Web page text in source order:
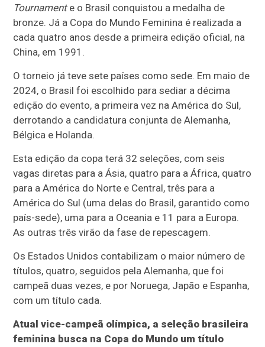
Tournamente o Brasil conquistou a medalha de
bronze. Já a Copa do Mundo Feminina é realizada a
cada quatro anos desde a primeira edição oficial, na
China, em 1991.
O torneio já teve sete países como sede. Em maio de
2024, o Brasil foi escolhido para sediar a décima
edição do evento, a primeira vez na América do Sul,
derrotando a candidatura conjunta de Alemanha,
Bélgica e Holanda.
Esta edição da copa terá 32 seleções, com seis
vagas diretas para a Ásia, quatro para a África, quatro
para a América do Norte e Central, três para a
América do Sul (uma delas do Brasil, garantido como
país-sede), uma para a Oceania e 11 para a Europa.
As outras três virão da fase de repescagem.
Os Estados Unidos contabilizam o maior número de
títulos, quatro, seguidos pela Alemanha, que foi
campeã duas vezes, e por Noruega, Japão e Espanha,
com um título cada.
Atual vice-campeã olímpica, a seleção brasileira
feminina busca na Copa do Mundo um título